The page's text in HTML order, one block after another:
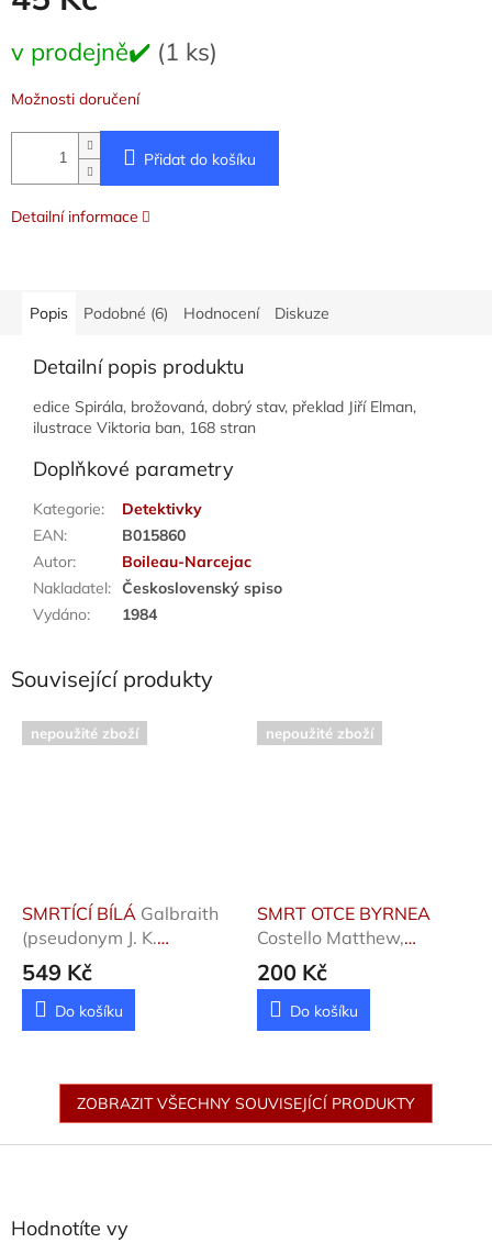
cena:
v prodejně✔️ (1 ks)
Možnosti doručení
Přidat do košíku
Detailní informace
Popis Podobné (6) Hodnocení Diskuze
Detailní popis produktu
edice Spirála, brožovaná, dobrý stav, překlad Jiří Elman,
ilustrace Viktoria ban, 168 stran
Doplňkové parametry
Kategorie:
Detektivky
EAN:
B015860
Autor:
Boileau-Narcejac
Nakladatel: Československý spiso
Vydáno: 1984
Související produkty
nepoužité zboží
SMRTÍCÍ BÍLÁ Galbraith
(pseudonym J. K.
Rowlingové) R
549 Kč
Do košíku
nepoužité zboží
SMRT OTCE BYRNEA
Costello Matthew,
Richards Neil
200 Kč
Do košíku
ZOBRAZIT VŠECHNY SOUVISEJÍCÍ PRODUKTY
Hodnotíte vy